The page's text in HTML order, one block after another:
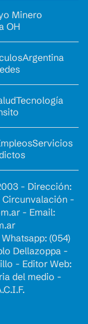
Minero
OH
Argentina
Tecnología
Servicios
- Dirección:
Circunvalación -
- Email:
Whatsapp: (054)
Dellazoppa -
- Editor Web:
del medio -